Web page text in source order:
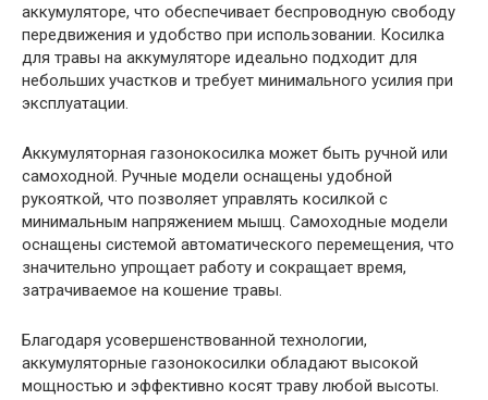
аккумуляторе, что обеспечивает беспроводную свободу
передвижения и удобство при использовании. Косилка
для травы на аккумуляторе идеально подходит для
небольших участков и требует минимального усилия при
эксплуатации.
Аккумуляторная газонокосилка может быть ручной или
самоходной. Ручные модели оснащены удобной
рукояткой, что позволяет управлять косилкой с
минимальным напряжением мышц. Самоходные модели
оснащены системой автоматического перемещения, что
значительно упрощает работу и сокращает время,
затрачиваемое на кошение травы.
Благодаря усовершенствованной технологии,
аккумуляторные газонокосилки обладают высокой
мощностью и эффективно косят траву любой высоты.